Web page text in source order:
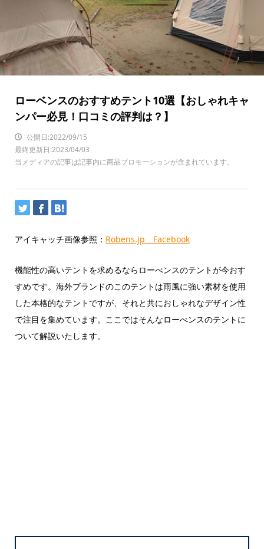
ローベンスのおすすめテント10選【おしゃれキャ
ンパー必見！口コミの評判は？】
公開日:2022/09/15
最終更新日:2023/04/03
当メディアの記事は記事内に商品プロモーションが含まれています。
アイキャッチ画像参照： Robens.jp Facebook
機能性の高いテントを求めるならローべンスのテントが今おす
すめです。海外ブランドのこのテントは雨風に強い素材を使用
した本格的なテントですが、それと共におしゃれなデザイン性
で注目を集めています。ここではそんなローべンスのテントに
ついて解説いたします。